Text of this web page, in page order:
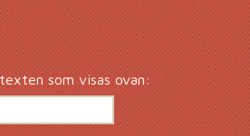
som visas ovan: